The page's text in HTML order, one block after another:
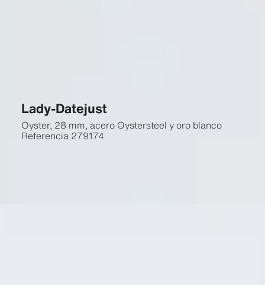
Lady-Datejust
Oyster, 28 mm, acero Oystersteel y oro blanco
Referencia 279174